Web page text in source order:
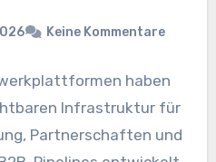
Keine Kommentare
haben
Infrastruktur für
Partnerschaften und